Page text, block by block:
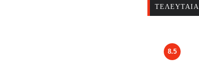
ΤΕΛΕΥΤΑΊΑ
8.5